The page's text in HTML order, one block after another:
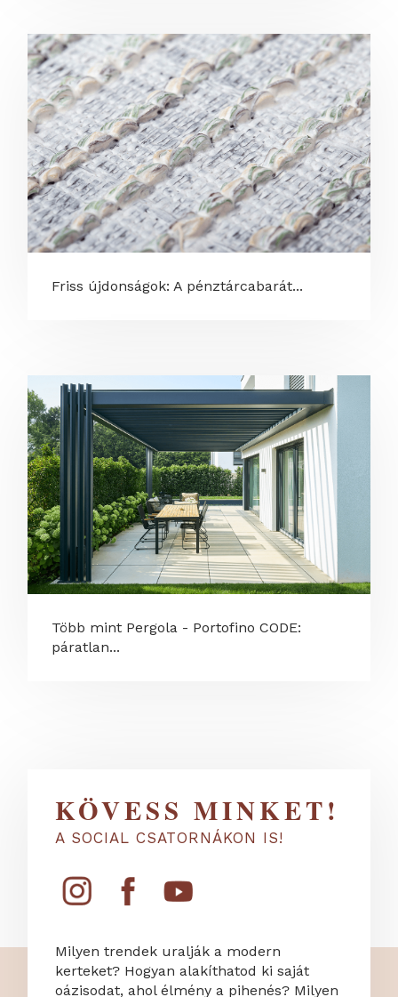
Friss újdonságok: A pénztárcabarát...
Több mint Pergola - Portofino CODE:
páratlan...
KÖVESS MINKET!
A SOCIAL CSATORNÁKON IS!
Milyen trendek uralják a modern
kerteket? Hogyan alakíthatod ki saját
oázisodat, ahol élmény a pihenés? Milyen